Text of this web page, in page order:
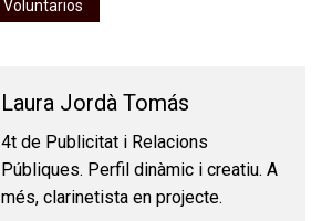
Voluntarios
Laura Jordà Tomás
4t de Publicitat i Relacions
Públiques. Perfil dinàmic i creatiu. A
més, clarinetista en projecte.